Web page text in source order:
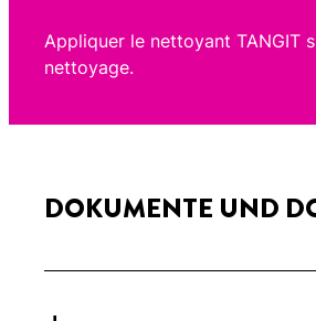
Appliquer le nettoyant TANGIT
nettoyage.
DOKUMENTE UND